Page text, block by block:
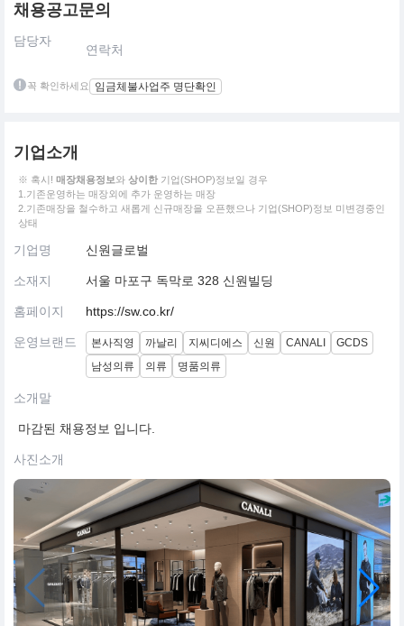
채용공고문의
담당자
연락처
꼭 확인하세요 임금체불사업주 명단확인
기업소개
※ 혹시! 매장채용정보와 상이한 기업(SHOP)정보일 경우
1.기존운영하는 매장외에 추가 운영하는 매장
2.기존매장을 철수하고 새롭게 신규매장을 오픈했으나 기업(SHOP)정보 미변경중인
상태
기업명 신원글로벌
소재지 서울 마포구 독막로 328 신원빌딩
홈페이지 https://sw.co.kr/
운영브랜드 본사직영 까날리 지씨디에스 신원 CANALI
GCDS
남성의류
의류 명품의류
소개말
마감된 채용정보 입니다.
사진소개